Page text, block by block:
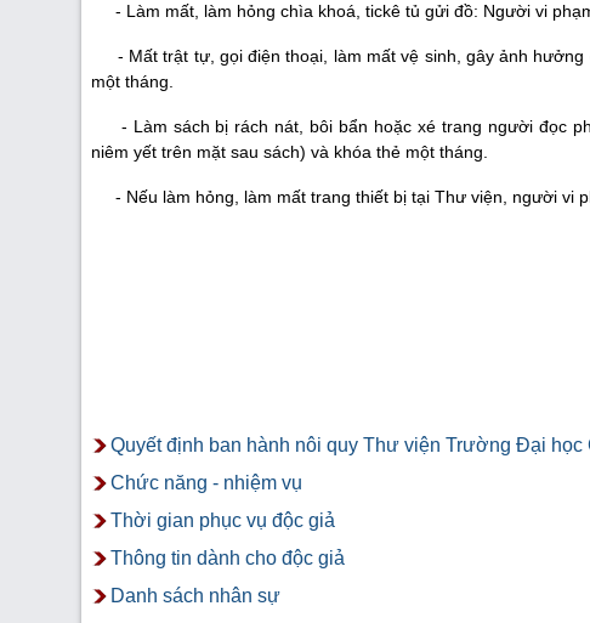
- Làm mất, làm hỏng chìa khoá, tickê tủ gửi đồ: Người vi
- Mất trật tự, gọi điện thoại, làm mất vệ sinh, gây ảnh hưởng
một tháng.
- Làm sách bị rách nát, bôi bẩn hoặc xé trang người đọc
niêm yết trên mặt sau sách) và khóa thẻ một tháng.
- Nếu làm hỏng, làm mất trang thiết bị tại Thư viện, người vi
Quyết định ban hành nôi quy Thư viện Trường Đại học
Chức năng - nhiệm vụ
Thời gian phục vụ độc giả
Thông tin dành cho độc giả
Danh sách nhân sự